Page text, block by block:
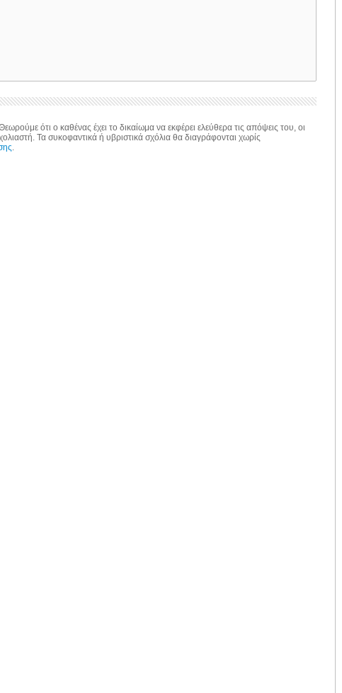
ότι ο καθένας έχει το δικαίωμα να εκφέρει ελεύθερα τις απόψεις του, οι
Τα συκοφαντικά ή υβριστικά σχόλια θα διαγράφονται χωρίς